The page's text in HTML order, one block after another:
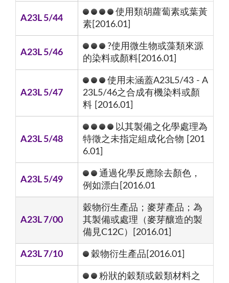
A23L 5/44
使用類胡蘿蔔素或葉黃
素[2016.01]
A23L 5/46
?使用微生物或藻類來源
的染料或顏料[2016.01]
A23L 5/47
使用未涵蓋A23L5/43 - A
23L5/46之合成有機染料或顏
料 [2016.01]
A23L 5/48
以其製備之化學處理為
特徵之未指定組成化合物 [201
6.01]
A23L 5/49
通過化學反應除去顏色，
例如漂白[2016.01
A23L 7/00
穀物衍生產品；麥芽產品；為
其製備或處理（麥芽釀造的製
備見C12C）[2016.01]
A23L 7/10 穀物衍生產品[2016.01]
粉狀的穀類或穀類材料之